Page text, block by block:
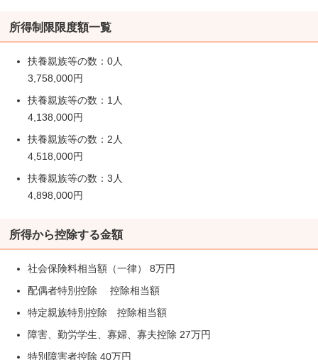
所得制限限度額一覧
扶養親族等の数：0人
3,758,000円
扶養親族等の数：1人
4,138,000円
扶養親族等の数：2人
4,518,000円
扶養親族等の数：3人
4,898,000円
所得から控除する金額
社会保険料相当額（一律） 8万円
配偶者特別控除 控除相当額
特定親族特別控除 控除相当額
障害、勤労学生、寡婦、寡夫控除 27万円
特別障害者控除 40万円